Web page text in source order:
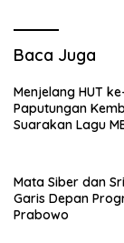
Baca Juga
Menjelang HUT
Paputungan
Suarakan Lagu
Mata Siber dan
Garis Depan
Prabowo